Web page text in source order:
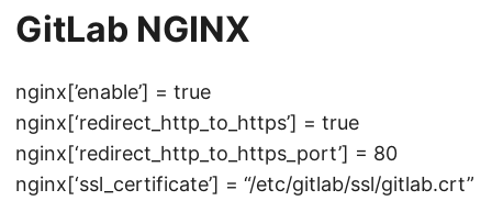
GitLab NGINX
nginx[’enable’] = true
nginx[‘redirect_http_to_https’] = true
nginx[‘redirect_http_to_https_port’] = 80
nginx[‘ssl_certificate’] = “/etc/gitlab/ssl/gitlab.crt”